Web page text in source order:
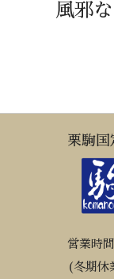
風邪
栗駒国
営業時
(冬期休